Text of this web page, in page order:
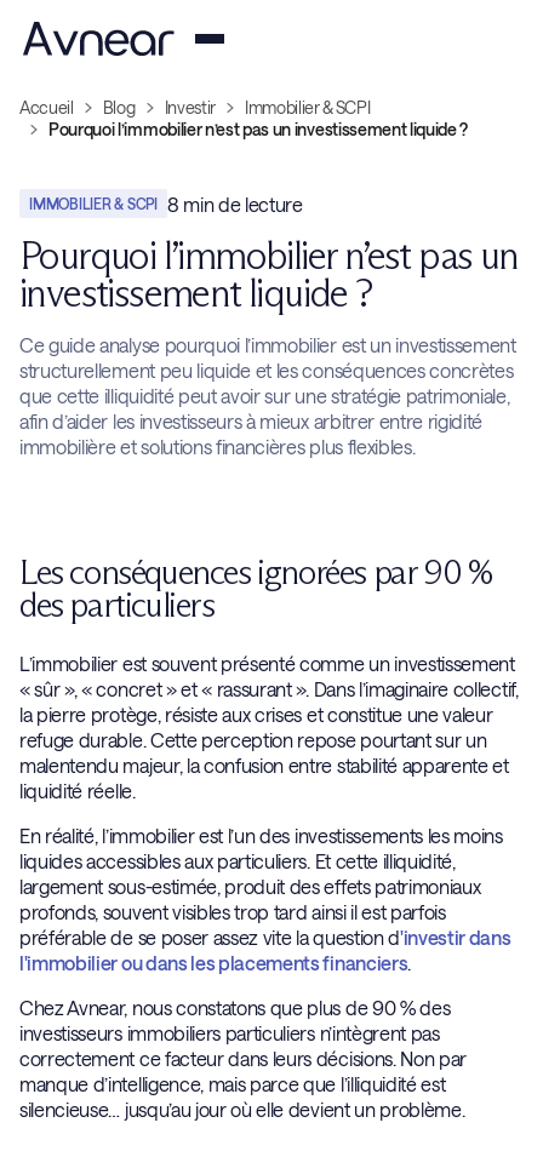
Accueil Blog Investir
Immobilier & SCPI
Pourquoi l’immobilier n’est pas un investissement liquide ?
IMMOBILIER & SCPI 8 min de lecture
Pourquoi l’immobilier n’est pas un
investissement liquide ?
Ce guide analyse pourquoi l’immobilier est un investissement
structurellement peu liquide et les conséquences concrètes
que cette illiquidité peut avoir sur une stratégie patrimoniale,
afin d’aider les investisseurs à mieux arbitrer entre rigidité
immobilière et solutions financières plus flexibles.
Les conséquences ignorées par 90 %
des particuliers
L’immobilier est souvent présenté comme un investissement
« sûr », « concret » et « rassurant ». Dans l’imaginaire collectif,
la pierre protège, résiste aux crises et constitue une valeur
refuge durable. Cette perception repose pourtant sur un
malentendu majeur, la confusion entre stabilité apparente et
liquidité réelle.
En réalité, l’immobilier est l’un des investissements les moins
liquides accessibles aux particuliers. Et cette illiquidité,
largement sous-estimée, produit des effets patrimoniaux
profonds, souvent visibles trop tard ainsi il est parfois
préférable de se poser assez vite la question d'investir dans
l'immobilier ou dans les placements financiers.
Chez Avnear, nous constatons que plus de 90 % des
investisseurs immobiliers particuliers n’intègrent pas
correctement ce facteur dans leurs décisions. Non par
manque d’intelligence, mais parce que l’illiquidité est
silencieuse… jusqu’au jour où elle devient un problème.